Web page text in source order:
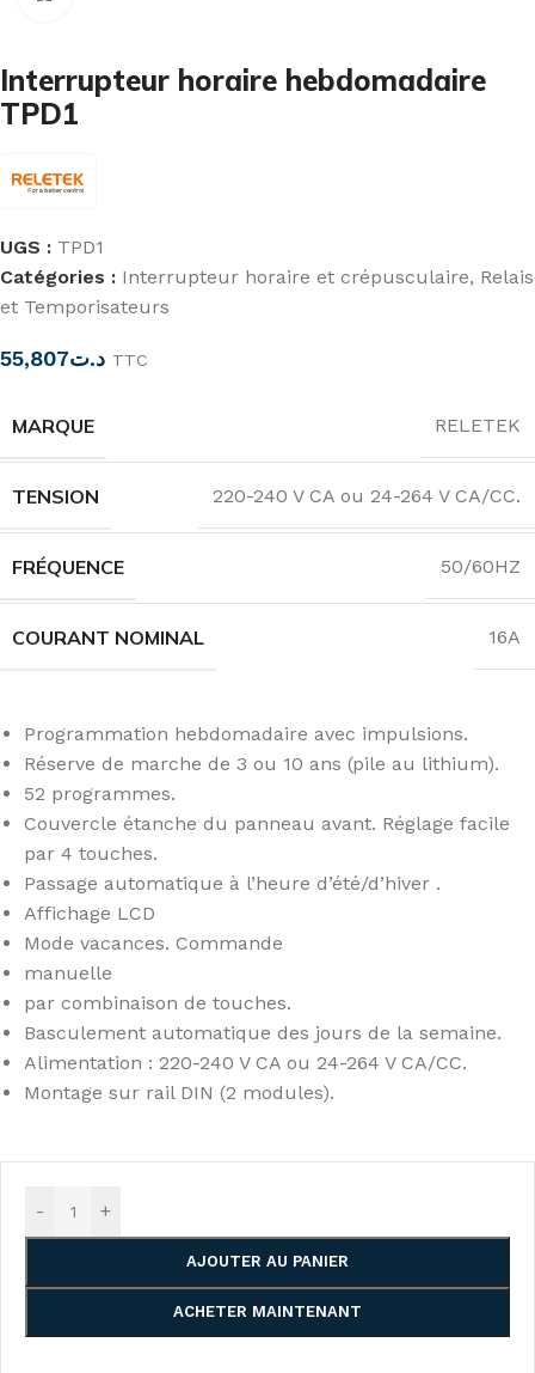
Interrupteur horaire hebdomadaire
TPD1
UGS : TPD1
Catégories : Interrupteur horaire et crépusculaire, Relais
et Temporisateurs
د.ت55,807 TTC
MARQUE RELETEK
TENSION 220-240 V CA ou 24-264 V CA/CC.
FRÉQUENCE 50/60HZ
COURANT NOMINAL 16A
Programmation hebdomadaire avec impulsions.
Réserve de marche de 3 ou 10 ans (pile au lithium).
52 programmes.
Couvercle étanche du panneau avant. Réglage facile
par 4 touches.
Passage automatique à l’heure d’été/d’hiver .
Affichage LCD
Mode vacances. Commande
manuelle
par combinaison de touches.
Basculement automatique des jours de la semaine.
Alimentation : 220-240 V CA ou 24-264 V CA/CC.
Montage sur rail DIN (2 modules).
- +
AJOUTER AU PANIER
ACHETER MAINTENANT